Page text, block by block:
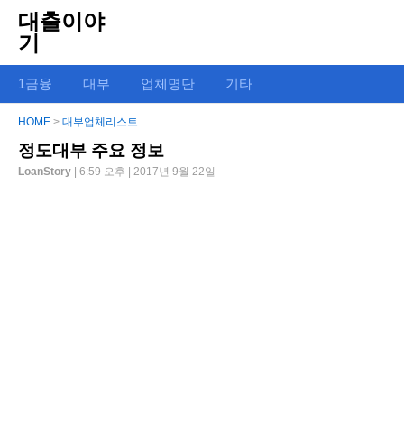
대출이야
기
1금융 대부 업체명단 기타
HOME > 대부업체리스트
정도대부 주요 정보
LoanStory | 6:59 오후 | 2017년 9월 22일